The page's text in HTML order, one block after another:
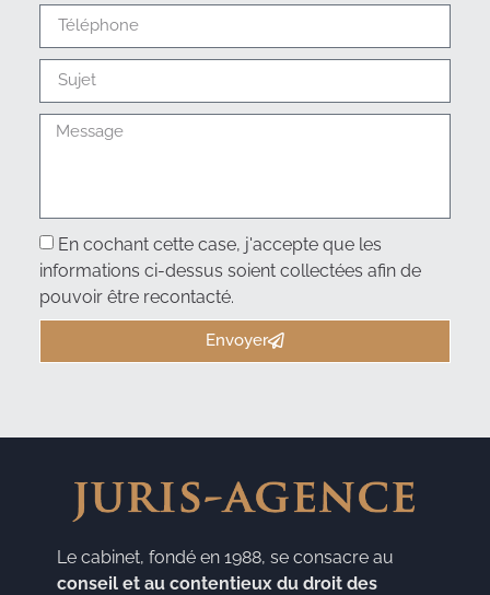
En cochant cette case, j'accepte que les
informations ci-dessus soient collectées afin de
pouvoir être recontacté.
Envoyer
Le cabinet, fondé en 1988, se consacre au
conseil et au contentieux du droit des